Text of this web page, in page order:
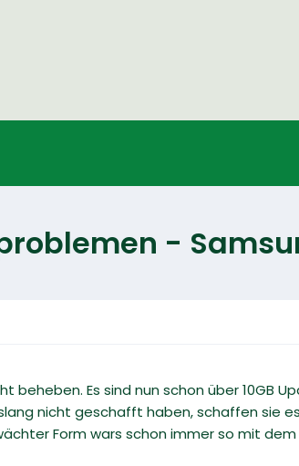
-
beheben. Es sind nun schon über 10GB
nicht geschafft haben, schaffen sie
Form wars schon immer so mit